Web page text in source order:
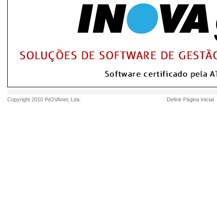
Copyright 2010 INOVAnet , Lda. Definir Página Inicial